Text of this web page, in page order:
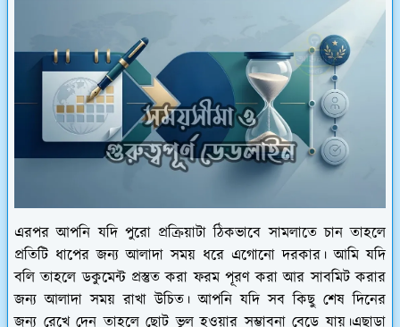
এরপর আপনি যদি পুরো প্রক্রিয়াটা ঠিকভাবে সামলাতে চান তাহলে
প্রতিটি ধাপের জন্য আলাদা সময় ধরে এগোনো দরকার। আমি যদি
বলি তাহলে ডকুমেন্ট প্রস্তুত করা ফরম পূরণ করা আর সাবমিট করার
জন্য আলাদা সময় রাখা উচিত। আপনি যদি সব কিছু শেষ দিনের
জন্য রেখে দেন তাহলে ছোট ভুল হওয়ার সম্ভাবনা বেড়ে যায়।এছাড়া